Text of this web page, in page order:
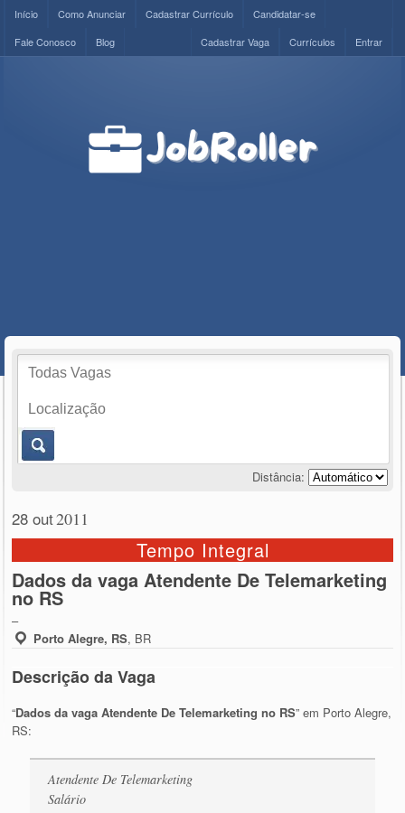
Início Como Anunciar Cadastrar Currículo
Candidatar-se
Fale Conosco
Blog Entrar
Currículos
Cadastrar Vaga
Distância:
28 out2011
Tempo Integral
Dados da vaga Atendente De Telemarketing
no RS
–
Porto Alegre, RS, BR
Descrição da Vaga
“Dados da vaga Atendente De Telemarketing no RS” em Porto Alegre,
RS:
Atendente De Telemarketing
Salário